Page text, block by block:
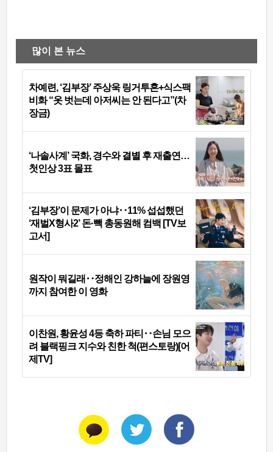
많이 본 뉴스
차예련, ‘김부장’ 주상욱 링거투혼+식스팩
비화 “옷 벗는데 아저씨는 안 된다고”(차
장금)
‘나솔사계’ 국화, 경수와 결별 후 재출연…
첫인상 3표 몰표
‘김부장’이 문제가 아냐‥11% 섭섭했던
‘재벌X형사2’ 돈·빽 총동원해 컴백 [TV보
고서]
원작이 뭐길래‥정해인 강하늘에 장원영
까지 참여한 이 영화
이찬원, 황윤성 4등 축하 파티‥손님 모으
려 블랙핑크 지수와 친한 척(편스토랑)[어
제TV]